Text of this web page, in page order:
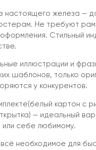
настоящего железа —
Не требуют
Стильный
иллюстрации и
шаблонов, только
у конкурентов.
картон с
— идеальный
или себе любимому.
необходимое для